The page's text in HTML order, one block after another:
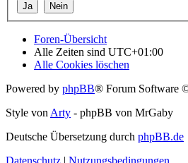
Foren-Übersicht
Alle Zeiten sind UTC+01:00
Alle Cookies löschen
Powered by phpBB® Forum Software
Style von Arty - phpBB von MrGaby
Deutsche Übersetzung durch phpBB.de
Datenschutz | Nutzungsbedingungen